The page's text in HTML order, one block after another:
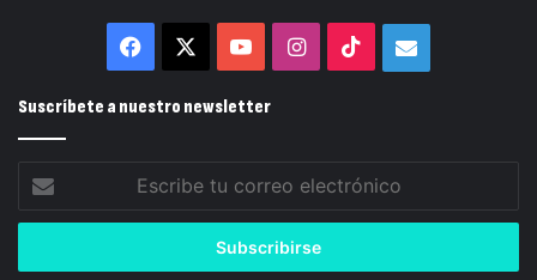
Facebook YouTubeInstagram
TikTok
Suscríbete a nuestro newsletter
tu
correo